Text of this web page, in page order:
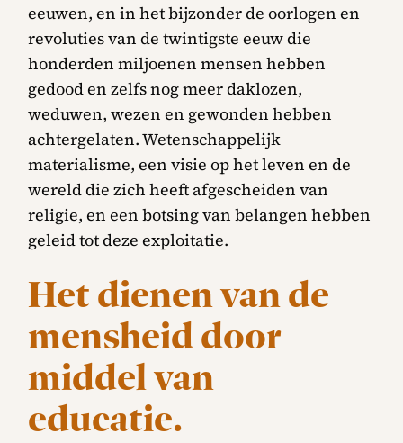
eeuwen, en in het bijzonder de oorlogen en
revoluties van de twintigste eeuw die
honderden miljoenen mensen hebben
gedood en zelfs nog meer daklozen,
weduwen, wezen en gewonden hebben
achtergelaten. Wetenschappelijk
materialisme, een visie op het leven en de
wereld die zich heeft afgescheiden van
religie, en een botsing van belangen hebben
geleid tot deze exploitatie.
Het dienen van de
mensheid door
middel van
educatie.